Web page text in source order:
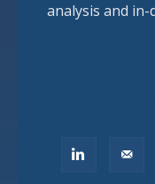
analysis and